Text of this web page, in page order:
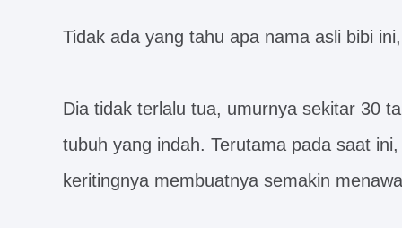
Tidak ada yang tahu apa nama asli bibi
Dia tidak terlalu tua, umurnya sekitar 30
tubuh yang indah. Terutama pada saat
keritingnya membuatnya semakin